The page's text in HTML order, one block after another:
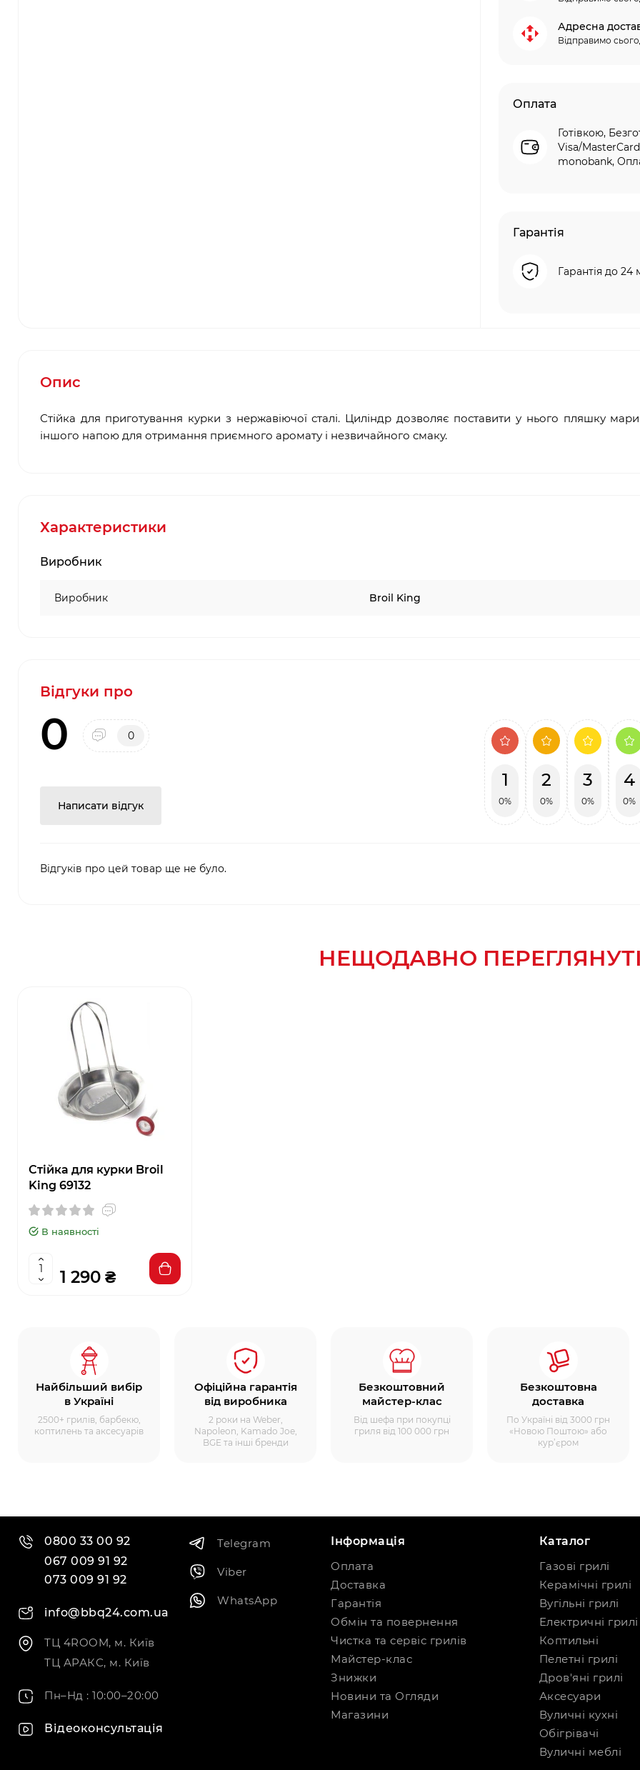
Адресна
Відправимо
Оплата
Готівкою,
Visa/
monobank,
Гарантія
Гарантія до 24
Опис
Стійка для приготування курки з нержавіючої сталі. Циліндр дозволяє поставити у нього пляшку
іншого напою для отримання приємного аромату і незвичайного смаку.
Характеристики
Виробник
Виробник Broil King
Відгуки про
0 0
Написати відгук
1
0%
2
0%
3
0%
4
0%
Відгуків про цей товар ще не було.
НЕЩОДАВНО
Стійка для курки Broil
King 69132
В наявності
1 290 ₴
Найбільший вибір
в Україні
2500+ грилів, барбекю,
коптилень та аксесуарів
Офіційна гарантія
від виробника
2 роки на Weber,
Napoleon, Kamado Joe,
BGE та інші бренди
Безкоштовний
майстер-клас
Від шефа при покупці
гриля від 100 000 грн
Безкоштовна
доставка
По Україні від 3000 грн
«Новою Поштою» або
кур’єром
0800 33 00 92
067 009 91 92
073 009 91 92
info@bbq24.com.ua
ТЦ 4ROOM, м. Київ
ТЦ АРАКС, м. Київ
Пн–Нд : 10:00–20:00
Відеоконсультація
Telegram
Viber
WhatsApp
Інформація
Оплата
Доставка
Гарантія
Обмін та повернення
Чистка та сервіс грилів
Майстер-клас
Знижки
Новини та Огляди
Магазини
Каталог
Газові грилі
Керамічні грилі
Вугільні грилі
Електричні грилі
Коптильні
Пелетні грилі
Дров'яні грилі
Аксесуари
Вуличні кухні
Обігрівачі
Вуличні меблі